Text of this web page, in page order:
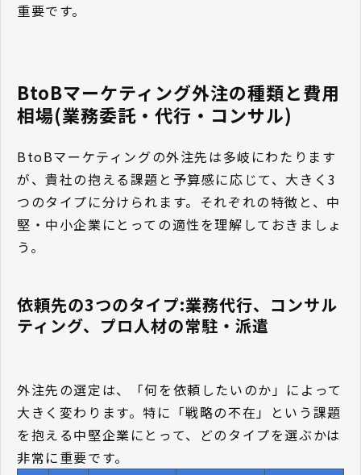
重要です。
BtoBマーケティング外注の種類と費用
相場(業務委託・代行・コンサル)
BtoBマーケティングの外注先は多岐にわたります
が、貴社の抱える課題と予算感に応じて、大きく3
つのタイプに分けられます。それぞれの特徴と、中
堅・中小企業にとっての適性を理解しておきましょ
う。
依頼先の3つのタイプ:業務代行、コンサル
ティング、プロ人材の常駐・派遣
外注先の選定は、「何を依頼したいのか」によって
大きく変わります。特に「戦略の不在」という課題
を抱える中堅企業にとって、どのタイプを選ぶかは
非常に重要です。